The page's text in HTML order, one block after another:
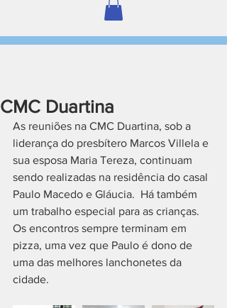
CMC Duartina
As reuniões na CMC Duartina, sob a
liderança do presbítero Marcos Villela e
sua esposa Maria Tereza, continuam
sendo realizadas na residência do casal
Paulo Macedo e Gláucia.  Há também
um trabalho especial para as crianças.
Os encontros sempre terminam em
pizza, uma vez que Paulo é dono de
uma das melhores lanchonetes da
cidade.